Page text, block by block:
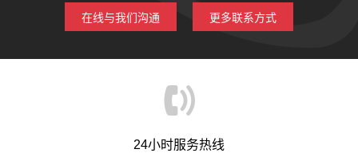
在线与我们沟通 更多联系方式
24小时服务热线